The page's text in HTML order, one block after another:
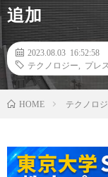
追加
2023.08.03 16:52:58
テクノロジー
プレ
HOME テクノロ